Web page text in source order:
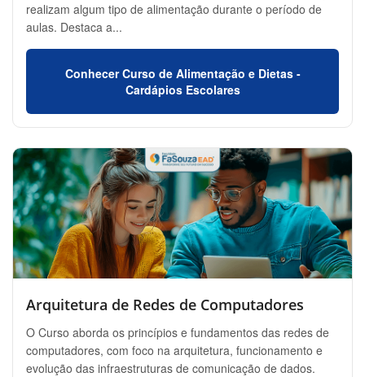
realizam algum tipo de alimentação durante o período de
aulas. Destaca a...
Conhecer Curso de Alimentação e Dietas -
Cardápios Escolares
Arquitetura de Redes de Computadores
O Curso aborda os princípios e fundamentos das redes de
computadores, com foco na arquitetura, funcionamento e
evolução das infraestruturas de comunicação de dados.